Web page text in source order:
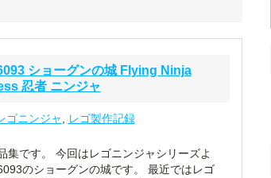
ショーグンの城 Flying Ninja
忍者 ニンジャ
ゴニンジャ レゴ製作記録
集です。 今回はレゴニンジャシリーズよ
のショーグンの城です。 最近ではレゴ